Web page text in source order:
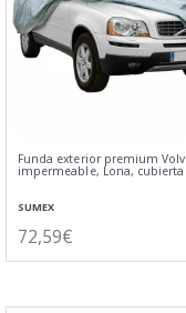
Funda exterior premium
impermeable, Lona, cubierta
SUMEX
72,59€